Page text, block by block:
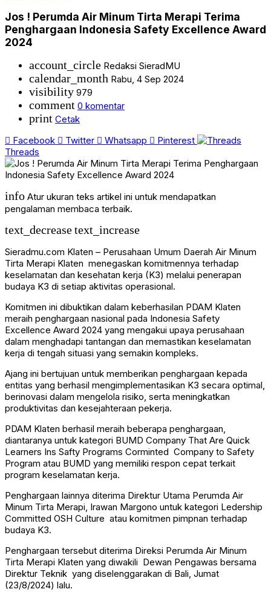
Jos ! Perumda Air Minum Tirta Merapi Terima
Penghargaan Indonesia Safety Excellence Award
2024
account_circle Redaksi SieradMU
calendar_month Rabu, 4 Sep 2024
visibility 979
comment 0 komentar
print Cetak
Facebook
Twitter Whatsapp
Pinterest
Threads
info Atur ukuran teks artikel ini untuk mendapatkan
pengalaman membaca terbaik.
text_decreasetext_increase
Sieradmu.com Klaten – Perusahaan Umum Daerah Air Minum
Tirta Merapi Klaten menegaskan komitmennya terhadap
keselamatan dan kesehatan kerja (K3) melalui penerapan
budaya K3 di setiap aktivitas operasional.
Komitmen ini dibuktikan dalam keberhasilan PDAM Klaten
meraih penghargaan nasional pada Indonesia Safety
Excellence Award 2024 yang mengakui upaya perusahaan
dalam menghadapi tantangan dan memastikan keselamatan
kerja di tengah situasi yang semakin kompleks.
Ajang ini bertujuan untuk memberikan penghargaan kepada
entitas yang berhasil mengimplementasikan K3 secara optimal,
berinovasi dalam mengelola risiko, serta meningkatkan
produktivitas dan kesejahteraan pekerja.
PDAM Klaten berhasil meraih beberapa penghargaan,
diantaranya untuk kategori BUMD Company That Are Quick
Learners Ins Safty Programs Corminted Company to Safety
Program atau BUMD yang memiliki respon cepat terkait
program keselamatan kerja.
Penghargaan lainnya diterima Direktur Utama Perumda Air
Minum Tirta Merapi, Irawan Margono untuk kategori Ledership
Committed OSH Culture atau komitmen pimpnan terhadap
budaya K3.
Penghargaan tersebut diterima Direksi Perumda Air Minum
Tirta Merapi Klaten yang diwakili Dewan Pengawas bersama
Direktur Teknik yang diselenggarakan di Bali, Jumat
(23/8/2024) lalu.